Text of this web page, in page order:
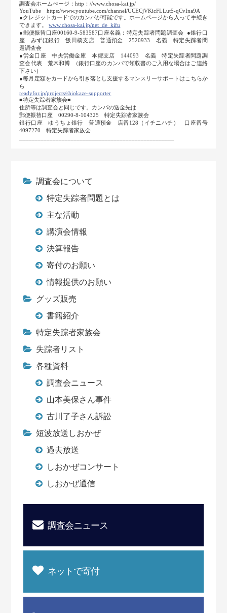
調査会ホームぺージ：http：//www.chosa-kai.jp/
YouTube https://www.youtube.com/channel/UCECjVKicFLLut5-qCvIna9A
●クレジットカードでのカンパが可能です。ホームページから入って手続き
できます。www.chosa-kai.jp/net_de_kifu
●郵便振替口座00160-9-583587口座名義：特定失踪者問題調査会 ●銀行口
座 みずほ銀行 飯田橋支店 普通預金 2520933 名義 特定失踪者問
題調査会
●労金口座 中央労働金庫 本郷支店 144093 名義 特定失踪者問題調
査会代表 荒木和博 （銀行口座のカンパで領収書のご入用な場合はご連絡
下さい）
●毎月定額をカードから引き落とし支援するマンスリーサポートはこちらか
ら
readyfor.jp/projects/shiokaze-supporter
■特定失踪者家族会■
住所等は調査会と同じです。カンパの送金先は
郵便振替口座 00290-8-104325 特定失踪者家族会
銀行口座 ゆうちょ銀行 普通預金 店番128（イチニハチ） 口座番号
4097270 特定失踪者家族会
調査会について
特定失踪者問題とは
主な活動
講演会情報
決算報告
寄付のお願い
情報提供のお願い
グッズ販売
書籍紹介
特定失踪者家族会
失踪者リスト
各種資料
調査会ニュース
山本美保さん事件
古川了子さん訴訟
短波放送しおかぜ
過去放送
しおかぜコンサート
しおかぜ通信
調査会ニュース
ネットで寄付